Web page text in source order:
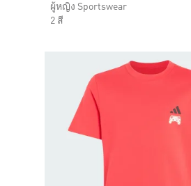
ผู้หญิง Sportswear
2 สี